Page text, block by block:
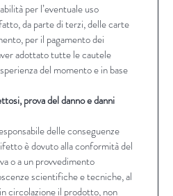
per l’eventuale uso
da parte di terzi, delle carte
per il pagamento dei
adottato tutte le cautele
del momento e in base
prova del danno e danni
delle conseguenze
è dovuto alla conformità del
o a un provvedimento
scientifiche e tecniche, al
circolazione il prodotto, non